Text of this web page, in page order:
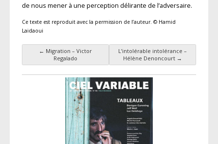
de nous mener à une perception délirante de l’adversaire.
Ce texte est reproduit avec la permission de l’auteur. © Hamid
Laidaoui
Navigation des articles
← Migration – Victor
Regalado
L’intolérable intolérance –
Hélène Denoncourt →